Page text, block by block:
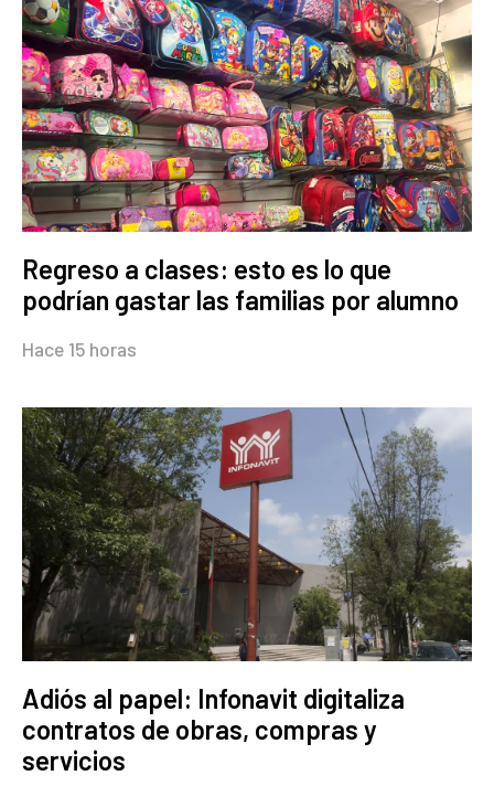
Regreso a clases: esto es lo que
podrían gastar las familias por alumno
Hace 15 horas
Adiós al papel: Infonavit digitaliza
contratos de obras, compras y
servicios